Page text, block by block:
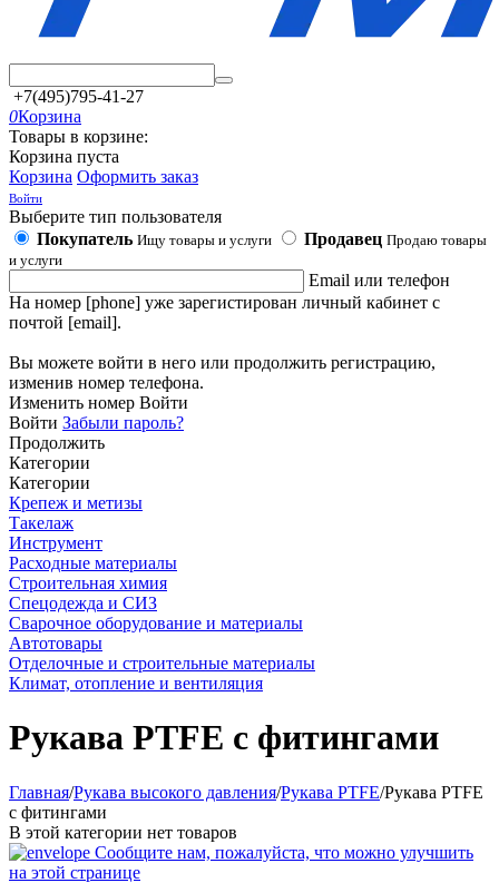
+7(495)795-41-27
0Корзина
Товары в корзине:
Корзина пуста
Корзина Оформить заказ
Войти
Выберите тип пользователя
Покупатель Ищу товары и услуги Продавец Продаю товары
и услуги
Email или телефон
На номер [phone] уже зарегистирован личный кабинет с
почтой [email].
Вы можете войти в него или продолжить регистрацию,
изменив номер телефона.
Изменить номер Войти
Войти Забыли пароль?
Продолжить
Категории
Категории
Крепеж и метизы
Такелаж
Инструмент
Расходные материалы
Строительная химия
Спецодежда и СИЗ
Сварочное оборудование и материалы
Автотовары
Отделочные и строительные материалы
Климат, отопление и вентиляция
Рукава PTFE с фитингами
Главная/Рукава высокого давления/Рукава PTFE/Рукава PTFE
с фитингами
В этой категории нет товаров
Сообщите нам, пожалуйста, что можно улучшить
на этой странице